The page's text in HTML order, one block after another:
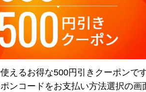
えるお得な500円引きクーポンです
ンコードをお支払い方法選択の画